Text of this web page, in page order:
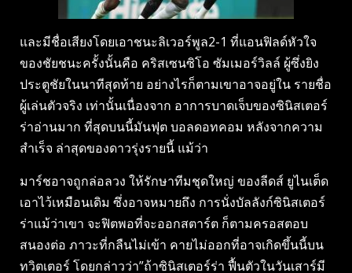
และมีชื่อเสียงโดยเอาชนะลิเวอร์พูล2-1 ที่แอนฟิลด์หัวใจ
ของชัยชนะครั้งนั้นคือ คริสเซนซิโอ ซัมเมอร์วิลล์ ผู้ซึ่งยิง
ประตูชัยในนาทีสุดท้าย อย่างไรก็ตามเขาอาจอยู่ใน รายชื่อ
ผู้เล่นตัวจริง เท่านั้นเนื่องจาก อาการบาดเจ็บของซินิสเตอร์
ร่าอ่านมาก ที่สุดบนนี้มันฟุต บอลดอทคอม หลังจากความ
สําเร็จ ล่าสุดของดาวรุ่งรายนี้ แม้ว่า
มาร์ชอาจถูกล่อลวง ให้รักษาทีมชุดใหญ่ ของลีดส์ ยูไนเต็ด
เอาไว้เหมือนเดิม ซึ่งอาจหมายถึง การนั่งบัลลังก์ซินิสเตอร์
ร่าแม้ว่าเขา จะฟิตพอที่จะออกสตาร์ต ก็ตามครอสตอบ
สนองต่อ ภาวะที่กลืนไม่เข้า คายไม่ออกที่อาจเกิดขึ้นนี้บน
ทวิตเตอร์ โดยกล่าวว่า”ถ้าซินิสเตอร์ร่า ฟื้นตัวในวันเสาร์มี